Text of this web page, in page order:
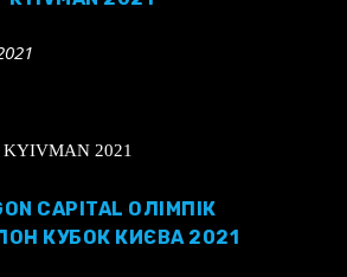
KYIVMAN 2021
CAPITAL ОЛІМПІК
КУБОК КИЄВА 2021